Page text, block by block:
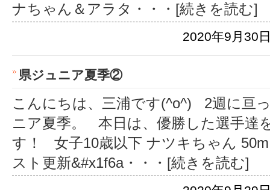
ナちゃん＆アラタ ・・・[続きを読む]
2020年9月30
県ジュニア夏季②
こんにちは、三浦です(^o^) 2週に亘
ニア夏季。 本日は、優勝した選手達
す！ 女子10歳以下 ナツキちゃん
スト更新&#x1f6a・・・[続きを読む]